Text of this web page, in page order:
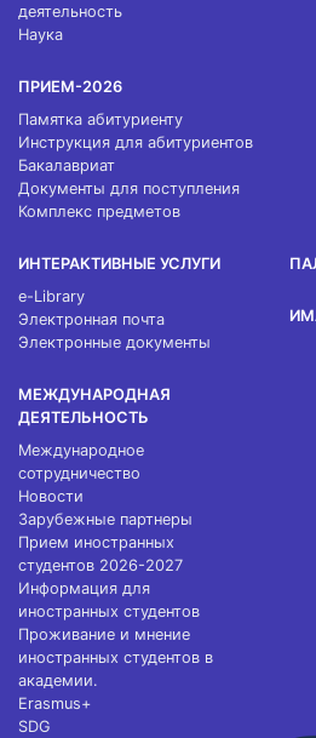
деятельность
Наука
ПРИЕМ-2026
Памятка абитуриенту
Инструкция для абитуриентов
Бакалавриат
Документы для поступления
Комплекс предметов
ИНТЕРАКТИВНЫЕ УСЛУГИ
e-Library
Электронная почта
Электронные документы
МЕЖДУНАРОДНАЯ
ДЕЯТЕЛЬНОСТЬ
Международное
сотрудничество
Новости
Зарубежные партнеры
Прием иностранных
студентов 2026-2027
Информация для
иностранных студентов
Проживание и мнение
иностранных студентов в
академии.
Erasmus+
SDG